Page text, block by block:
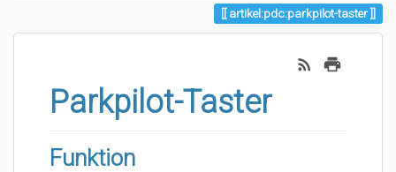
artikel:pdc:parkpilot-taster
Parkpilot-Taster
Funktion